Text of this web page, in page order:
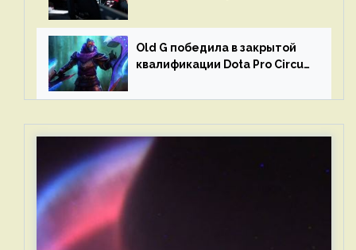
Old G победила в закрытой
квалификации Dota Pro Circuit